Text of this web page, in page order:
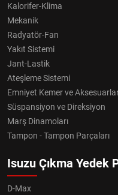
Kalorifer-Klima
Mekanik
Radyatör-Fan
Yakıt Sistemi
Jant-Lastik
Ateşleme Sistemi
Emniyet Kemer ve
Süspansiyon ve Direksiyon
Marş Dinamoları
Tampon - Tampon Parçaları
Isuzu Çıkma Yedek
D-Max